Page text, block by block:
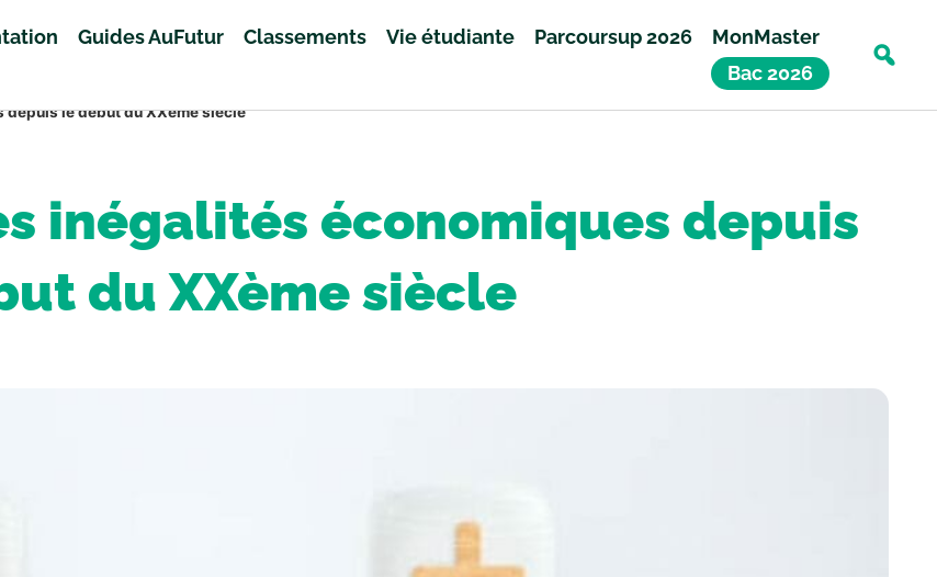
Guides AuFutur Classements Vie étudiante Parcoursup 2026
MonMaster
Bac 2026
depuis le début du XXème siècle
inégalités économiques depuis
du XXème siècle